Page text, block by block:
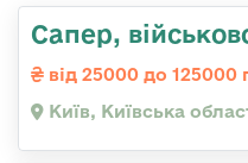
Сапер,
від 25000 до 125000
Київ, Київська